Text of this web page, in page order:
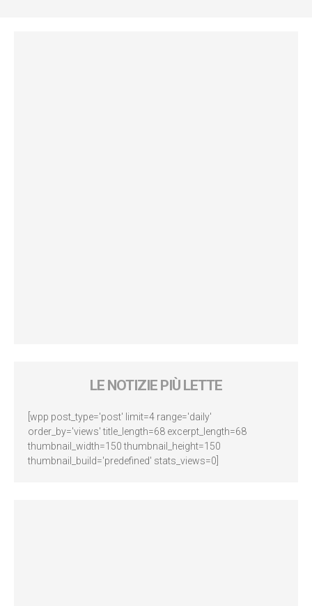
LE NOTIZIE PIÙ LETTE
[wpp post_type='post' limit=4 range='daily'
order_by='views' title_length=68 excerpt_length=68
thumbnail_width=150 thumbnail_height=150
thumbnail_build='predefined' stats_views=0]